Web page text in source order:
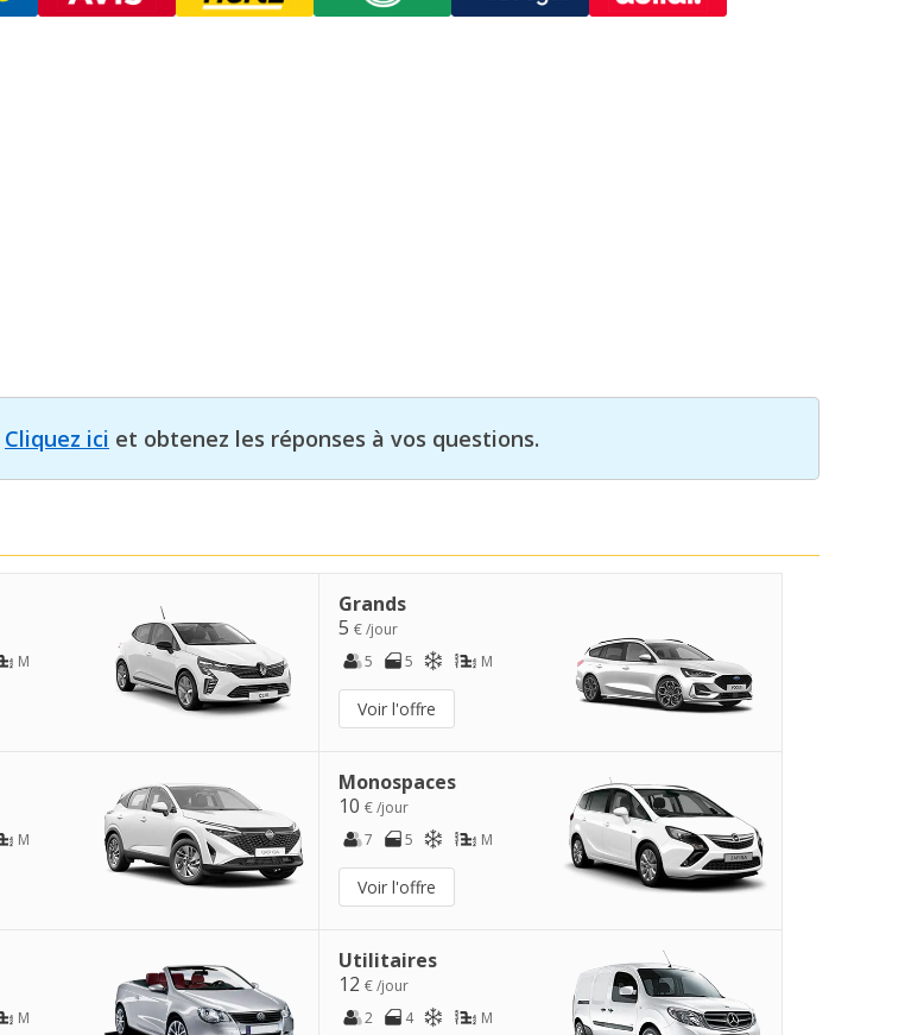
Cliquez ici et obtenez les réponses à vos questions.
M
Grands
5 € /jour
5
5 M
Voir l'offre
M
Monospaces
10 € /jour
7
5 M
Voir l'offre
M
Utilitaires
12 € /jour
2
4 M